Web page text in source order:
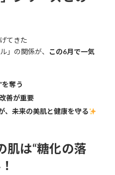
てきた
」の関係が、
この6月で一気
奪う
善が重要
、未来の美肌と健康を守る
肌は“糖化の落